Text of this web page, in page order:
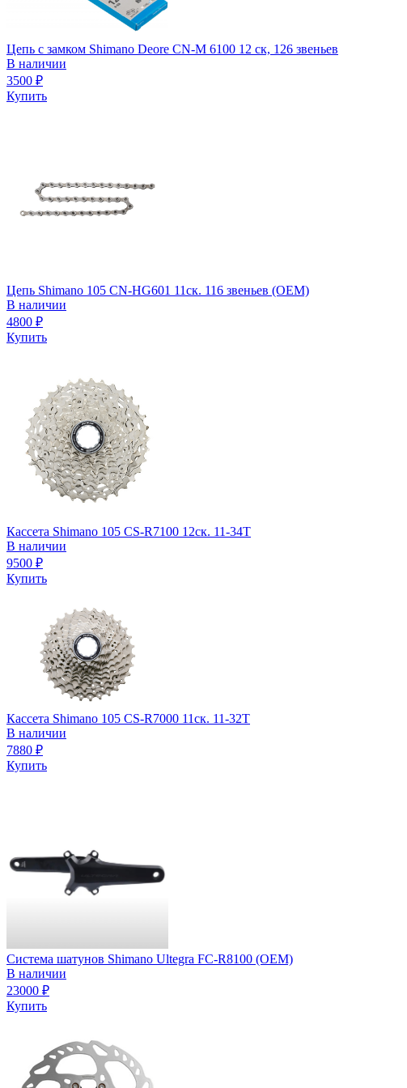
Цепь с замком Shimano Deore СN-M 6100 12 ск, 126 звеньев
В наличии
3500 ₽
Купить
Цепь Shimano 105 CN-HG601 11ск. 116 звеньев (OEM)
В наличии
4800 ₽
Купить
Кассета Shimano 105 CS-R7100 12ск. 11-34T
В наличии
9500 ₽
Купить
Кассета Shimano 105 CS-R7000 11ск. 11-32Т
В наличии
7880 ₽
Купить
Система шатунов Shimano Ultegra FC-R8100 (OEM)
В наличии
23000 ₽
Купить